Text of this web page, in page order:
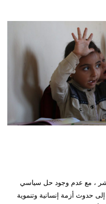
، مع عدم وجود حل سياسي
حدوث أزمة إنسانية وتنموية